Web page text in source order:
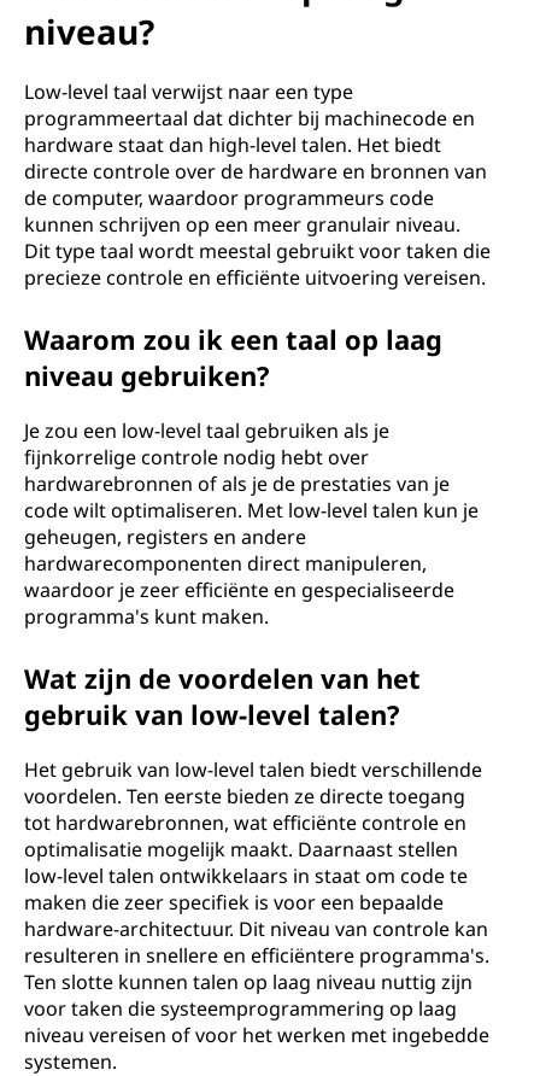
niveau?
Low-level taal verwijst naar een type
programmeertaal dat dichter bij machinecode en
hardware staat dan high-level talen. Het biedt
directe controle over de hardware en bronnen van
de computer, waardoor programmeurs code
kunnen schrijven op een meer granulair niveau.
Dit type taal wordt meestal gebruikt voor taken die
precieze controle en efficiënte uitvoering vereisen.
Waarom zou ik een taal op laag
niveau gebruiken?
Je zou een low-level taal gebruiken als je
fijnkorrelige controle nodig hebt over
hardwarebronnen of als je de prestaties van je
code wilt optimaliseren. Met low-level talen kun je
geheugen, registers en andere
hardwarecomponenten direct manipuleren,
waardoor je zeer efficiënte en gespecialiseerde
programma's kunt maken.
Wat zijn de voordelen van het
gebruik van low-level talen?
Het gebruik van low-level talen biedt verschillende
voordelen. Ten eerste bieden ze directe toegang
tot hardwarebronnen, wat efficiënte controle en
optimalisatie mogelijk maakt. Daarnaast stellen
low-level talen ontwikkelaars in staat om code te
maken die zeer specifiek is voor een bepaalde
hardware-architectuur. Dit niveau van controle kan
resulteren in snellere en efficiëntere programma's.
Ten slotte kunnen talen op laag niveau nuttig zijn
voor taken die systeemprogrammering op laag
niveau vereisen of voor het werken met ingebedde
systemen.